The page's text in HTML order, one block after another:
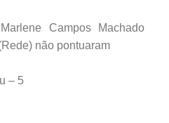
Campos Machado
não pontuaram
– 5